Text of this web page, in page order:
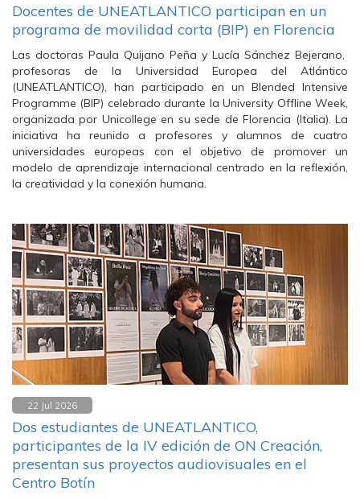
Docentes de UNEATLANTICO participan en un
programa de movilidad corta (BIP) en Florencia
Las doctoras Paula Quijano Peña y Lucía Sánchez Bejerano,
profesoras de la Universidad Europea del Atlántico
(UNEATLANTICO), han participado en un Blended Intensive
Programme (BIP) celebrado durante la University Offline Week,
organizada por Unicollege en su sede de Florencia (Italia). La
iniciativa ha reunido a profesores y alumnos de cuatro
universidades europeas con el objetivo de promover un
modelo de aprendizaje internacional centrado en la reflexión,
la creatividad y la conexión humana.
22 Jul 2026
Dos estudiantes de UNEATLANTICO,
participantes de la IV edición de ON Creación,
presentan sus proyectos audiovisuales en el
Centro Botín